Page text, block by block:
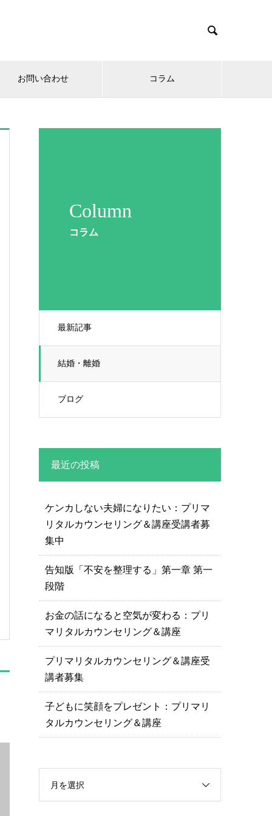

お問い合わせ コラム
Column
コラム
最新記事
結婚・離婚
ブログ
最近の投稿
ケンカしない夫婦になりたい：プリマ
リタルカウンセリング＆講座受講者募
集中
告知版「不安を整理する」第一章 第一
段階
お金の話になると空気が変わる：プリ
マリタルカウンセリング＆講座
プリマリタルカウンセリング＆講座受
講者募集
子どもに笑顔をプレゼント：プリマリ
タルカウンセリング＆講座
月を選択